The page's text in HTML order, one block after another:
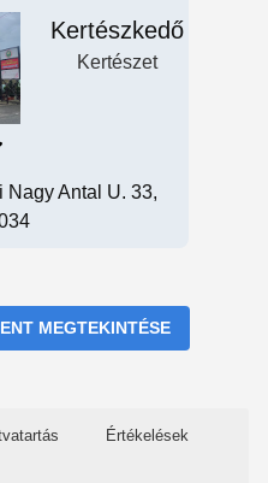
Kertészkedő
Kertészet
Nagy Antal U. 33,
MEGTEKINTÉSE
Értékelések